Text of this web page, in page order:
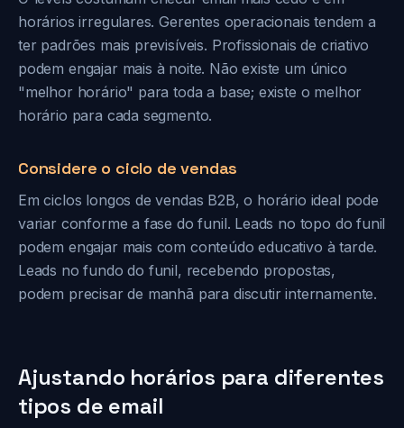
horários irregulares. Gerentes operacionais tendem a
ter padrões mais previsíveis. Profissionais de criativo
podem engajar mais à noite. Não existe um único
"melhor horário" para toda a base; existe o melhor
horário para cada segmento.
Considere o ciclo de vendas
Em ciclos longos de vendas B2B, o horário ideal pode
variar conforme a fase do funil. Leads no topo do funil
podem engajar mais com conteúdo educativo à tarde.
Leads no fundo do funil, recebendo propostas,
podem precisar de manhã para discutir internamente.
Ajustando horários para diferentes
tipos de email